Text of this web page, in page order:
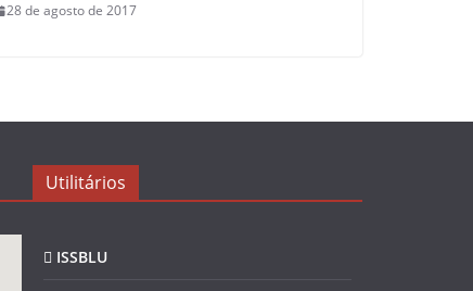
28 de agosto de 2017
Utilitários
ISSBLU